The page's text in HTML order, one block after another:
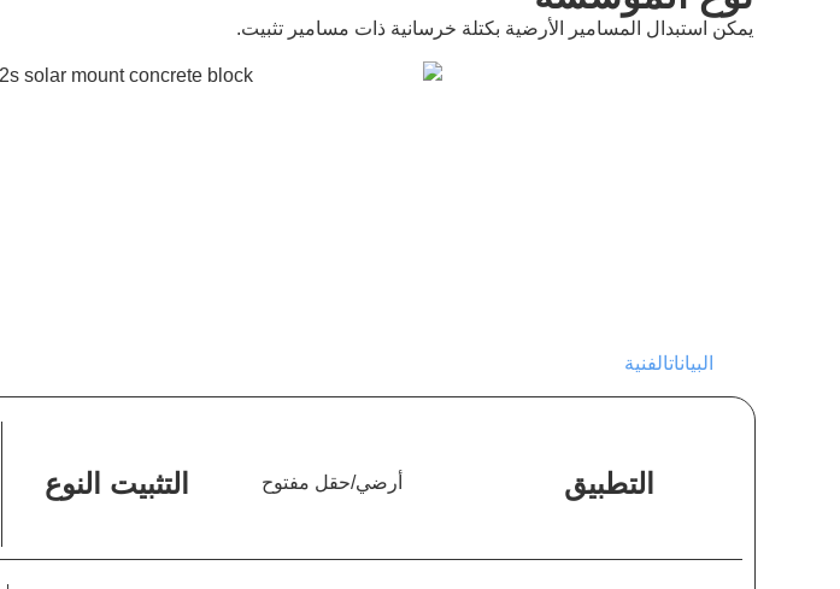
يمكن استبدال المسامير الأرضية بكتلة خرسانية ذات مسامير تثبيت.
البياناتالفنية
التطبيق أرضي/حقل مفتوح التثبيت النوع